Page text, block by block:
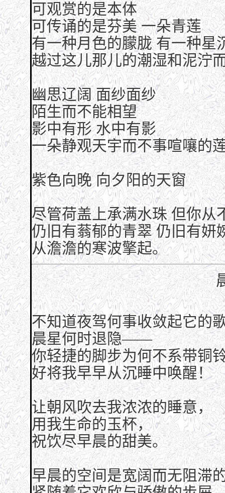
可观赏的是本体
可传诵的是芬美 一朵青莲
有一种月色的朦胧 有一种星
越过这儿那儿的潮湿和泥泞
幽思辽阔 面纱面纱
陌生而不能相望
影中有形 水中有影
一朵静观天宇而不事喧嚷的
紫色向晚 向夕阳的天窗
尽管荷盖上承满水珠 但你从
仍旧有蓊郁的青翠 仍旧有妍
从澹澹的寒波擎起。
不知道夜驾何事收敛起它的
晨星何时退隐——
你轻捷的脚步为何不系带铜
好将我早早从沉睡中唤醒！
让朝风吹去我浓浓的睡意，
用我生命的玉杯，
祝饮尽早晨的甜美。
早晨的空间是宽阔而无阻滞